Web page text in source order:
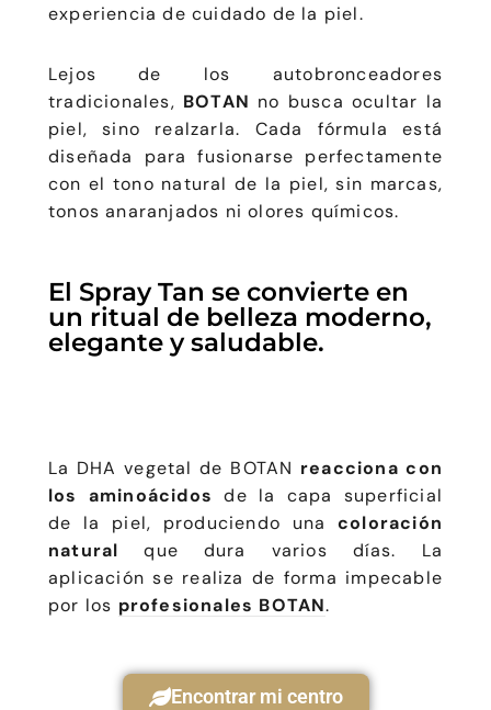
experiencia de cuidado de la piel.
Lejos de los autobronceadores
tradicionales, BOTAN no busca ocultar la
piel, sino realzarla. Cada fórmula está
diseñada para fusionarse perfectamente
con el tono natural de la piel, sin marcas,
tonos anaranjados ni olores químicos.
El Spray Tan se convierte en
un ritual de belleza moderno,
elegante y saludable.
La DHA vegetal de BOTAN reacciona con
los aminoácidos de la capa superficial
de la piel, produciendo una coloración
natural que dura varios días. La
aplicación se realiza de forma impecable
por los profesionales BOTAN.
Encontrar mi centro